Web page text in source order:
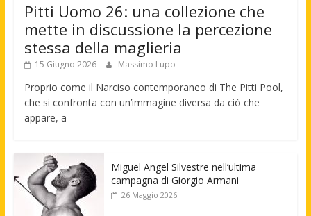
Pitti Uomo 26: una collezione che
mette in discussione la percezione
stessa della maglieria
15 Giugno 2026 Massimo Lupo
Proprio come il Narciso contemporaneo di The Pitti Pool,
che si confronta con un’immagine diversa da ciò che
appare, a
Miguel Angel Silvestre nell’ultima
campagna di Giorgio Armani
26 Maggio 2026